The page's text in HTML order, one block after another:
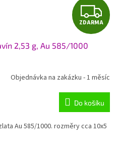
Z
D
R
M
A
ZDARMA
2,53 g, Au 585/1000
Objednávka na zakázku - 1 měsíc
Do košíku
Au 585/1000. rozměry cca 10x5